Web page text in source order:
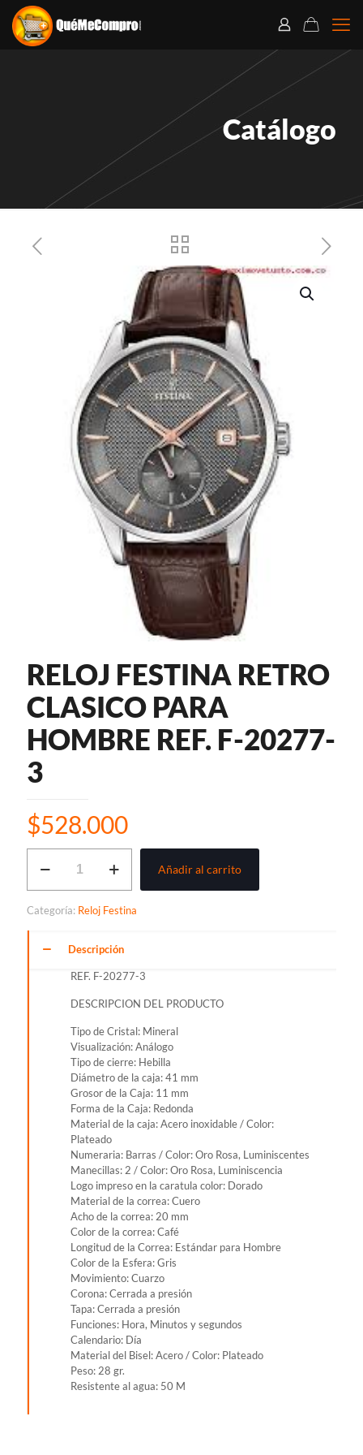
Catálogo
RELOJ FESTINA RETRO
CLASICO PARA
HOMBRE REF. F-20277-
3
$528.000
FESTINA
PARA
HOMBRE
REF.
Añadir al carrito
Categoría: Reloj Festina
Descripción
REF. F-20277-3
DESCRIPCION DEL PRODUCTO
Tipo de Cristal: Mineral
Visualización: Análogo
Tipo de cierre: Hebilla
Diámetro de la caja: 41 mm
Grosor de la Caja: 11 mm
Forma de la Caja: Redonda
Material de la caja: Acero inoxidable / Color:
Plateado
Numeraria: Barras / Color: Oro Rosa, Luminiscentes
Manecillas: 2 / Color: Oro Rosa, Luminiscencia
Logo impreso en la caratula color: Dorado
Material de la correa: Cuero
Acho de la correa: 20 mm
Color de la correa: Café
Longitud de la Correa: Estándar para Hombre
Color de la Esfera: Gris
Movimiento: Cuarzo
Corona: Cerrada a presión
Tapa: Cerrada a presión
Funciones: Hora, Minutos y segundos
Calendario: Día
Material del Bisel: Acero / Color: Plateado
Peso: 28 gr.
Resistente al agua: 50 M